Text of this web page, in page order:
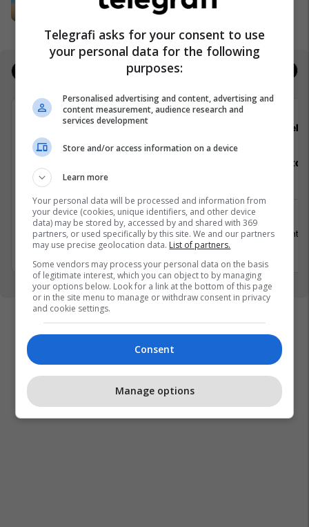
Banka Ekonomike
GoldenMix
Paketimin e Sallatave; Teknolog/e Për
Përpunimin e Brumit; Teknolog/e për
Menaxhimin e Sigurisë së Ushqimit
Mitrovicë
15 Gusht 2026
Staf
15 Gusht
Telegrafi asks for your consent to use
your personal data for the following
purposes:
Personalised advertising and content, advertising and
content measurement, audience research and
services development
Store and/or access information on a device
Learn more
Your personal data will be processed and information from
your device (cookies, unique identifiers, and other device
data) may be stored by, accessed by and shared with 369
partners, or used specifically by this site. We and our partners
may use precise geolocation data. List of partners.
Some vendors may process your personal data on the basis
of legitimate interest, which you can object to by managing
your options below. Look for a link at the bottom of this page
or in the site menu to manage or withdraw consent in privacy
and cookie settings.
Consent
Manage options